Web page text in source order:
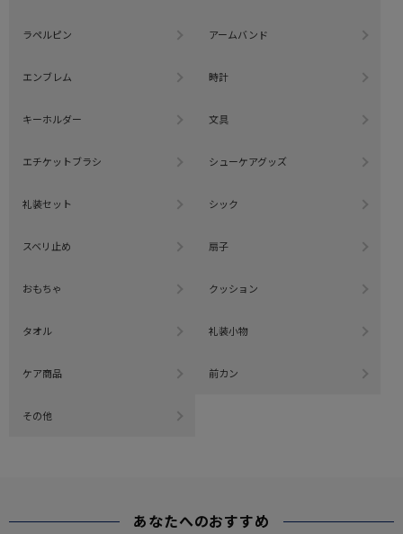
ラペルピン アームバンド
エンブレム 時計
キーホルダー 文具
エチケットブラシ シューケアグッズ
礼装セット シック
スベリ止め 扇子
おもちゃ クッション
タオル 礼装小物
ケア商品 前カン
その他
あなたへのおすすめ